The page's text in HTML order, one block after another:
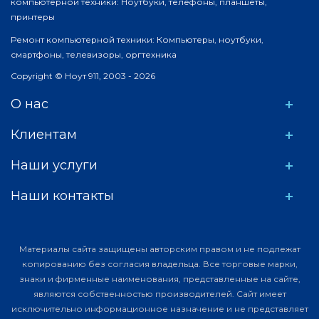
принтеры
Ремонт компьютерной техники: Компьютеры, ноутбуки,
смартфоны, телевизоры, оргтехника
Copyright © Ноут 911, 2003 - 2026
О нас
Клиентам
Наши услуги
Наши контакты
Материалы сайта защищены авторским правом и не подлежат
копированию без согласия владельца. Все торговые марки,
знаки и фирменные наименования, представленные на сайте,
являются собственностью производителей. Сайт имеет
исключительно информационное назначение и не представляет